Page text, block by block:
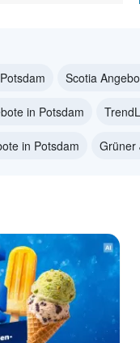
Scotia
in Potsdam
in Potsdam Grüner